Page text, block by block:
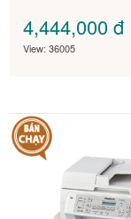
4,444,000đ
View: 36005